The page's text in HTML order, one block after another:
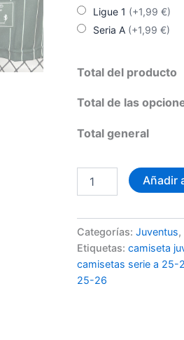
Ligue 1 (+1,99 €)
Seria A (+1,99 €)
Total del producto
Total de las
Total general
Juventus
Especial
cantidad
Añadir
Categorías: Juventus,
Etiquetas: camiseta
camisetas serie a 25-
25-26